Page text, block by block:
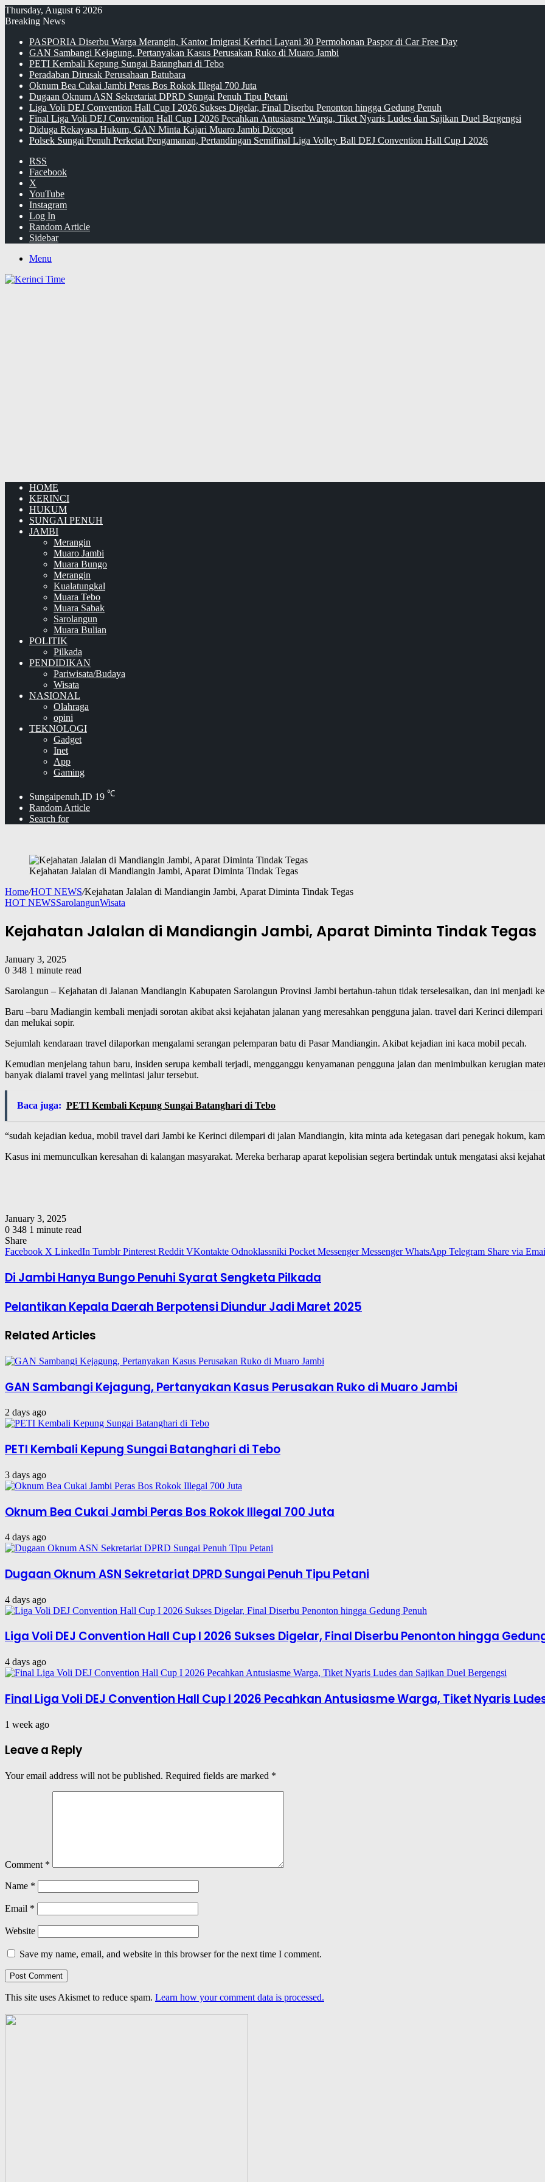
Thursday, August 6 2026
Breaking News
PASPORIA Diserbu Warga Merangin, Kantor Imigrasi Kerinci Layani 30 Permohonan Paspor di Car Free Day
GAN Sambangi Kejagung, Pertanyakan Kasus Perusakan Ruko di Muaro Jambi
PETI Kembali Kepung Sungai Batanghari di Tebo
Peradaban Dirusak Perusahaan Batubara
Oknum Bea Cukai Jambi Peras Bos Rokok Illegal 700 Juta
Dugaan Oknum ASN Sekretariat DPRD Sungai Penuh Tipu Petani
Liga Voli DEJ Convention Hall Cup I 2026 Sukses Digelar, Final Diserbu Penonton hingga Gedung Penuh
Final Liga Voli DEJ Convention Hall Cup I 2026 Pecahkan Antusiasme Warga, Tiket Nyaris Ludes dan Sajikan Duel Bergengsi
Diduga Rekayasa Hukum, GAN Minta Kajari Muaro Jambi Dicopot
Polsek Sungai Penuh Perketat Pengamanan, Pertandingan Semifinal Liga Volley Ball DEJ Convention Hall Cup I 2026
RSS
Facebook
X
YouTube
Instagram
Log In
Random Article
Sidebar
Menu
HOME
KERINCI
HUKUM
SUNGAI PENUH
JAMBI
Merangin
Muaro Jambi
Muara Bungo
Merangin
Kualatungkal
Muara Tebo
Muara Sabak
Sarolangun
Muara Bulian
POLITIK
Pilkada
PENDIDIKAN
Pariwisata/Budaya
Wisata
NASIONAL
Olahraga
opini
TEKNOLOGI
Gadget
Inet
App
Gaming
Sungaipenuh,ID 19 ℃
Random Article
Search for
Kejahatan Jalalan di Mandiangin Jambi, Aparat Diminta Tindak Tegas
Home/HOT NEWS/Kejahatan Jalalan di Mandiangin Jambi, Aparat Diminta Tindak Tegas
HOT NEWSSarolangunWisata
Kejahatan Jalalan di Mandiangin Jambi, Aparat Diminta Tindak Tegas
January 3, 2025
0 348 1 minute read
Sarolangun – Kejahatan di Jalanan Mandiangin Kabupaten Sarolangun Provinsi Jambi bertahun-tahun tidak terselesaikan, dan ini menjadi
Baru –baru Madiangin kembali menjadi sorotan akibat aksi kejahatan jalanan yang meresahkan pengguna jalan. travel dari Kerinci
dan melukai sopir.
Sejumlah kendaraan travel dilaporkan mengalami serangan pelemparan batu di Pasar Mandiangin. Akibat kejadian ini kaca mobil pecah.
Kemudian menjelang tahun baru, insiden serupa kembali terjadi, mengganggu kenyamanan pengguna jalan dan menimbulkan kerugian
banyak dialami travel yang melintasi jalur tersebut.
Baca juga: PETI Kembali Kepung Sungai Batanghari di Tebo
“sudah kejadian kedua, mobil travel dari Jambi ke Kerinci dilempari di jalan Mandiangin, kita minta ada ketegasan dari penegak hokum,
Kasus ini memunculkan keresahan di kalangan masyarakat. Mereka berharap aparat kepolisian segera bertindak untuk mengatasi aksi
January 3, 2025
0 348 1 minute read
Share
Facebook X LinkedIn Tumblr Pinterest Reddit VKontakte Odnoklassniki Pocket Messenger Messenger WhatsApp Telegram Share via
Di Jambi Hanya Bungo Penuhi Syarat Sengketa Pilkada
Pelantikan Kepala Daerah Berpotensi Diundur Jadi Maret 2025
Related Articles
GAN Sambangi Kejagung, Pertanyakan Kasus Perusakan Ruko di Muaro Jambi
2 days ago
PETI Kembali Kepung Sungai Batanghari di Tebo
3 days ago
Oknum Bea Cukai Jambi Peras Bos Rokok Illegal 700 Juta
4 days ago
Dugaan Oknum ASN Sekretariat DPRD Sungai Penuh Tipu Petani
4 days ago
Liga Voli DEJ Convention Hall Cup I 2026 Sukses Digelar, Final Diserbu Penonton hingga
4 days ago
Final Liga Voli DEJ Convention Hall Cup I 2026 Pecahkan Antusiasme Warga, Tiket Nyaris
1 week ago
Leave a Reply
Your email address will not be published. Required fields are marked *
Comment *
Name *
Email *
Website
Save my name, email, and website in this browser for the next time I comment.
This site uses Akismet to reduce spam. Learn how your comment data is processed.